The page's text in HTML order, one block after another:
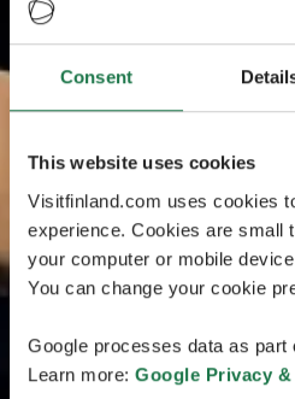
Consent
This website uses cookies
Visitfinland.com uses cookies
experience. Cookies are small
your computer or mobile
You can change your cookie
Google processes data as
Learn more: Google Privacy &